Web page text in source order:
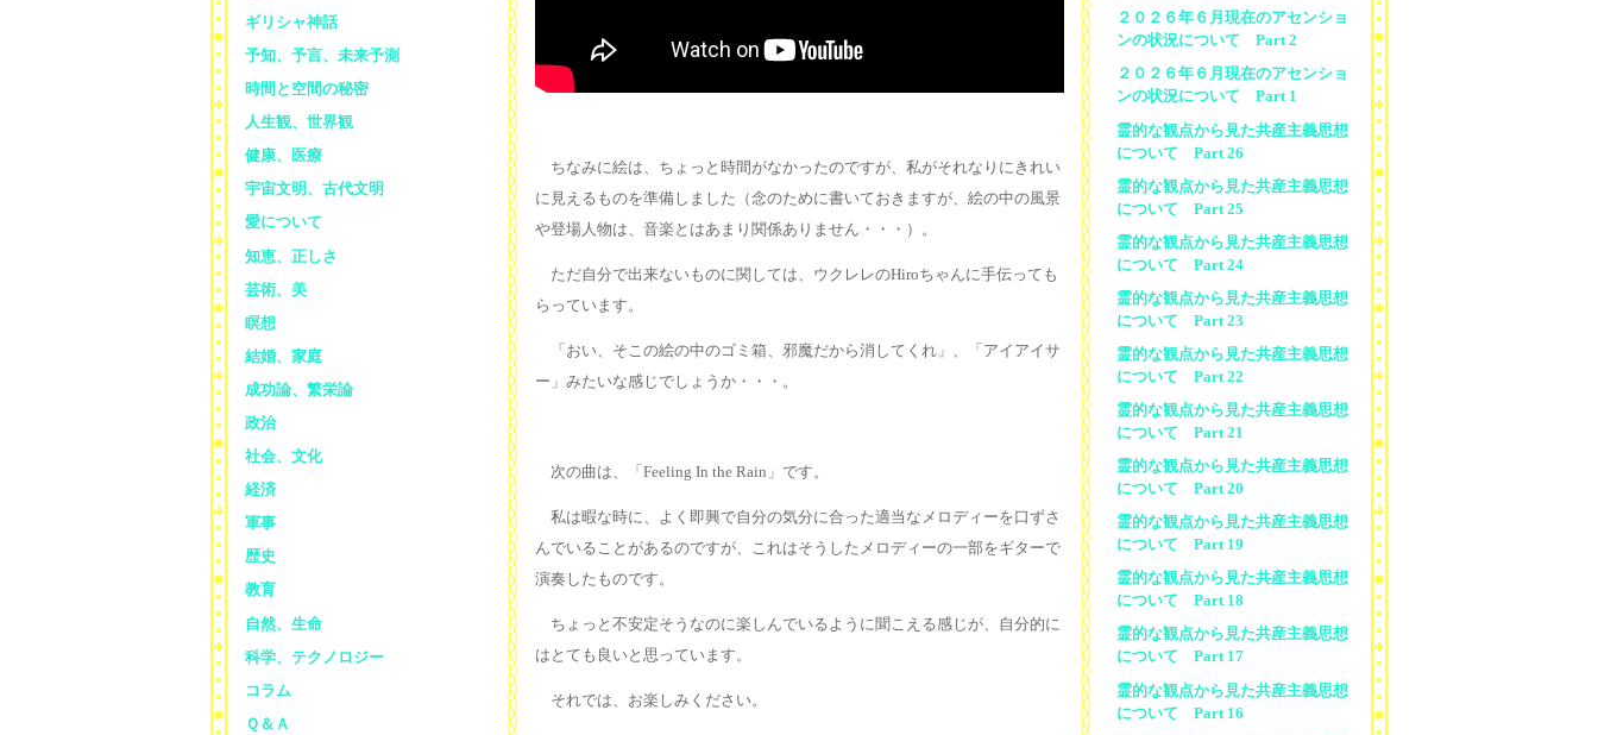
ちなみに絵は、ちょっと時間がなかったのですが、私がそれなりにきれい
に見えるものを準備しました（念のために書いておきますが、絵の中の風景
や登場人物は、音楽とはあまり関係ありません・・・）。
ただ自分で出来ないものに関しては、ウクレレのHiroちゃんに手伝っても
らっています。
「おい、そこの絵の中のゴミ箱、邪魔だから消してくれ」、「アイアイサ
ー」みたいな感じでしょうか・・・。
次の曲は、「Feeling In the Rain」です。
私は暇な時に、よく即興で自分の気分に合った適当なメロディーを口ずさ
んでいることがあるのですが、これはそうしたメロディーの一部をギターで
演奏したものです。
ちょっと不安定そうなのに楽しんでいるように聞こえる感じが、自分的に
はとても良いと思っています。
それでは、お楽しみください。
２０２６年６月現在のアセンショ
ンの状況について Part 2
２０２６年６月現在のアセンショ
ンの状況について Part 1
霊的な観点から見た共産主義思想
について Part 26
霊的な観点から見た共産主義思想
について Part 25
霊的な観点から見た共産主義思想
について Part 24
霊的な観点から見た共産主義思想
について Part 23
霊的な観点から見た共産主義思想
について Part 22
霊的な観点から見た共産主義思想
について Part 21
霊的な観点から見た共産主義思想
について Part 20
霊的な観点から見た共産主義思想
について Part 19
霊的な観点から見た共産主義思想
について Part 18
霊的な観点から見た共産主義思想
について Part 17
霊的な観点から見た共産主義思想
について Part 16
ギリシャ神話
予知、予言、未来予測
時間と空間の秘密
人生観、世界観
健康、医療
宇宙文明、古代文明
愛について
知恵、正しさ
芸術、美
瞑想
結婚、家庭
成功論、繁栄論
政治
社会、文化
経済
軍事
歴史
教育
自然、生命
科学、テクノロジー
コラム
Ｑ＆Ａ